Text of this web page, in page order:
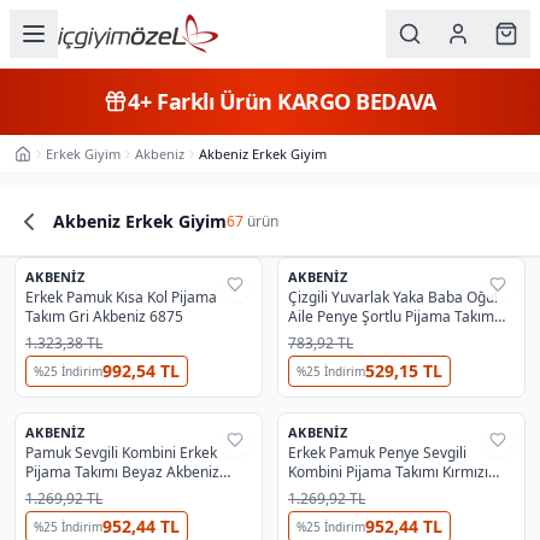
Kategorileri
Erkek
Çocuk
Fantazi
Büyük
Beden
4+Farklı Ürün KARGO BEDAVA
Ana SayfaErkek Giyim Akbeniz Akbeniz Erkek Giyim
Akbeniz Erkek Giyim67 ürün
Ürün Listesi
%29
AKBENIZ
Erkek Pamuk Kısa Kol Pijama
Takım Gri Akbeniz 6875
1.323,38 TL
%25 İndirim992,54 TL
%36
En Çok İncelenen#1
AKBENIZ
Çizgili Yuvarlak Yaka Baba Oğul
Aile Penye Şortlu Pijama Takım
Akbeniz 50115
783,92 TL
%25 İndirim529,15 TL
%29
AKBENIZ
Pamuk Sevgili Kombini Erkek
Pijama Takımı Beyaz Akbeniz
50127
1.269,92 TL
%25 İndirim952,44 TL
%29
AKBENIZ
Erkek Pamuk Penye Sevgili
Kombini Pijama Takımı Kırmızı
Akbeniz 50128
1.269,92 TL
%25 İndirim952,44 TL